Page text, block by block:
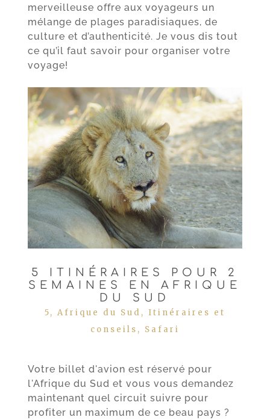
merveilleuse offre aux voyageurs un
mélange de plages paradisiaques, de
culture et d’authenticité. Je vous dis tout
ce qu’il faut savoir pour organiser votre
voyage!
5 ITINÉRAIRES POUR 2
SEMAINES EN AFRIQUE
DU SUD
5, Afrique du Sud , Itinéraires et
conseils , Safari
Votre billet d'avion est réservé pour
l'Afrique du Sud et vous vous demandez
maintenant quel circuit suivre pour
profiter un maximum de ce beau pays ?